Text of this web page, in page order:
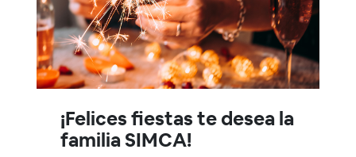
¡Felices fiestas te desea la
familia SIMCA!